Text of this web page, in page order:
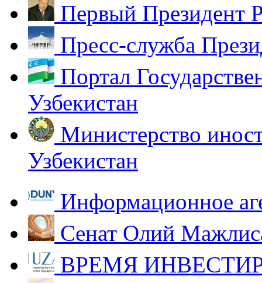
Первый Президент
Пресс-служба
Портал
Узбекистан
Министерство
Узбекистан
Информационное
Сенат Олий
ВРЕМЯ